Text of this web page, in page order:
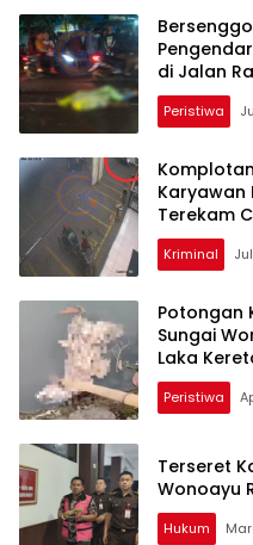
di Jalan
Peristiwa
Karyawan
Terekam
Kriminal
Potongan
Sungai
Laka
Peristiwa
Terseret
Wonoayu
Hukum